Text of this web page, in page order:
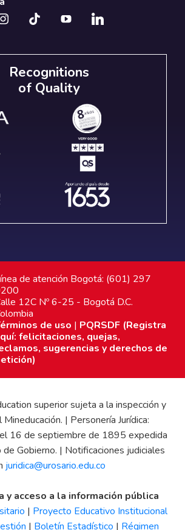
Recognitions
of Quality
de atención Bogotá: (601) 297
12C Nº 6-25 - Bogotá D.C.
de uso | PQRSDF (Registra
felicitaciones, quejas,
sugerencias y derechos de
superior sujeta a la inspección y
| Personería Jurídica:
16 de septiembre de 1895 expedida
Gobierno. | Notificaciones judiciales
juridica@urosario.edu.co
y acceso a la información pública
| Proyecto Educativo Institucional
| Boletín Estadístico | Régimen